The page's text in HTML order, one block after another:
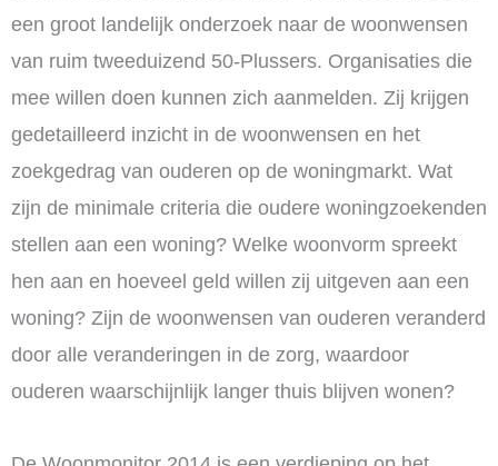
een groot landelijk onderzoek naar de woonwensen
van ruim tweeduizend 50-Plussers. Organisaties die
mee willen doen kunnen zich aanmelden. Zij krijgen
gedetailleerd inzicht in de woonwensen en het
zoekgedrag van ouderen op de woningmarkt. Wat
zijn de minimale criteria die oudere woningzoekenden
stellen aan een woning? Welke woonvorm spreekt
hen aan en hoeveel geld willen zij uitgeven aan een
woning? Zijn de woonwensen van ouderen veranderd
door alle veranderingen in de zorg, waardoor
ouderen waarschijnlijk langer thuis blijven wonen?